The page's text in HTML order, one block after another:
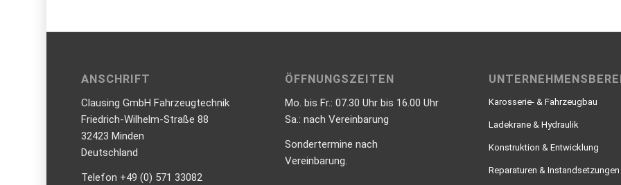
ANSCHRIFT
Clausing GmbH Fahrzeugtechnik
Friedrich-Wilhelm-Straße 88
32423 Minden
Deutschland
Telefon +49 (0) 571 33082
ÖFFNUNGSZEITEN
Mo. bis Fr.: 07.30 Uhr bis 16.00 Uhr
Sa.: nach Vereinbarung
Sondertermine nach
Vereinbarung.
Karosserie- & Fahrzeugbau
Ladekrane & Hydraulik
Konstruktion & Entwicklung
Reparaturen & Instandsetzungen